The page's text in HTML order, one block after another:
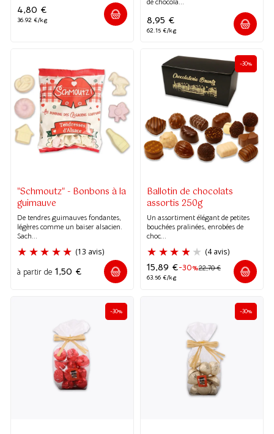
(9 avis)
(5 avis)
4,80 €
36.92 €/kg 8,95 €
62.15 €/kg
"Schmoutz" - Bonbons à la
guimauve
De tendres guimauves fondantes,
légères comme un baiser alsacien.
Sach...
à partir de 1,50 €
-30%
Ballotin de chocolats
assortis 250g
Un assortiment élégant de petites
bouchées pralinées, enrobées de
choc...
-30%22,70€
15,89 €
63.56 €/kg
-30% -30%